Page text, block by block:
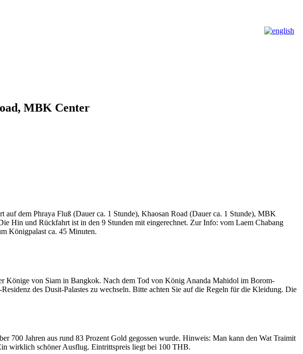
MBK Center
dem Phraya Fluß (Dauer ca. 1 Stunde), Khaosan Road (Dauer ca. 1 Stunde), MBK
Hin und Rückfahrt ist in den 9 Stunden mit eingerechnet. Zur Info: vom Laem Chabang
Königpalast ca. 45 Minuten.
Könige von Siam in Bangkok. Nach dem Tod von König Ananda Mahidol im Borom-
des Dusit-Palastes zu wechseln. Bitte achten Sie auf die Regeln für die Kleidung. Die
700 Jahren aus rund 83 Prozent Gold gegossen wurde. Hinweis: Man kann den Wat Traimit
wirklich schöner Ausflug. Eintrittspreis liegt bei 100 THB.